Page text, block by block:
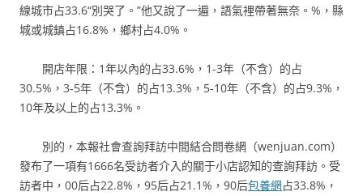
線城市占33.6“別哭了。”他又說了一遍，語氣裡帶著無奈。%，縣
城或城鎮占16.8%，鄉村占4.0%。
開店年限：1年以內的占33.6%，1-3年（不含）的占
30.5%，3-5年（不含）的占13.3%，5-10年（不含）的占9.3%，
10年及以上的占13.3%。
別的，本報社會查詢拜訪中間結合問卷網（wenjuan.com）
發布了一項有1666名受訪者介入的關于小店認知的查詢拜訪。受
訪者中，00后占22.8%，95后占21.1%，90后包養網占33.8%，